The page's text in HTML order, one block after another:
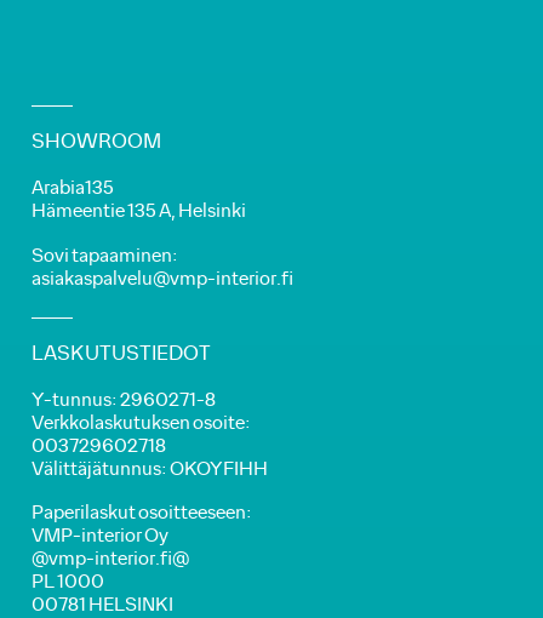
SHOWROOM
Arabia135
Hämeentie 135 A, Helsinki
Sovi tapaaminen:
asiakaspalvelu@vmp-interior.fi
LASKUTUSTIEDOT
Y-tunnus: 2960271-8
Verkkolaskutuksen osoite:
003729602718
Välittäjätunnus: OKOYFIHH
Paperilaskut osoitteeseen:
VMP-interior Oy
@vmp-interior.fi@
PL 1000
00781 HELSINKI